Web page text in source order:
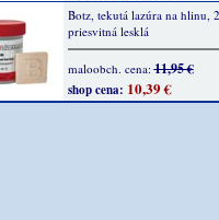
Botz, tekutá lazúra na hlinu,
priesvitná lesklá
maloobch. cena:11,95 €
shop cena: 10,39 €